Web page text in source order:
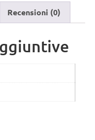
Recensioni (0)